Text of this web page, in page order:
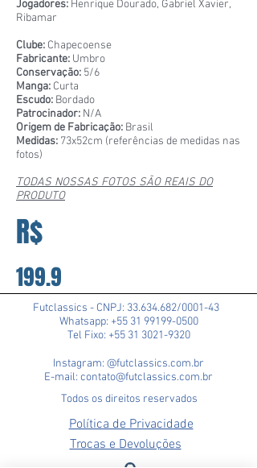
Jogadores: Henrique Dourado, Gabriel Xavier,
Ribamar
Clube: Chapecoense
Fabricante: Umbro
Conservação: 5/6
Manga: Curta
Escudo: Bordado
Patrocinador: N/A
Origem de Fabricação: Brasil
Medidas: 73x52cm (referências de medidas nas
fotos)
TODAS NOSSAS FOTOS SÃO REAIS DO
PRODUTO
R$
199.9
Futclassics - CNPJ: 33.634.682/0001-43
Whatsapp: +55 31 99199-0500
Tel Fixo: +55 31 3021-9320
Instagram: @futclassics.com.br
E-mail: contato@futclassics.com.br
Todos os direitos reservados
Política de Privacidade
Trocas e Devoluções